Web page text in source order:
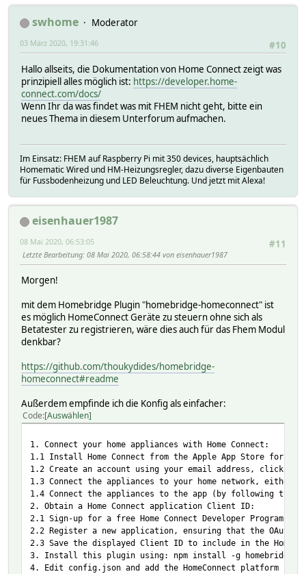
swhome
Moderator
#10
03 März 2020, 19:31:46
Hallo allseits, die Dokumentation von Home Connect zeigt was
prinzipiell alles möglich ist: https://developer.home-
connect.com/docs/
Wenn Ihr da was findet was mit FHEM nicht geht, bitte ein
neues Thema in diesem Unterforum aufmachen.
Im Einsatz: FHEM auf Raspberry Pi mit 350 devices, hauptsächlich
Homematic Wired und HM-Heizungsregler, dazu diverse Eigenbauten
für Fussbodenheizung und LED Beleuchtung. Und jetzt mit Alexa!
eisenhauer1987
#11
08 Mai 2020, 06:53:05
Letzte Bearbeitung: 08 Mai 2020, 06:58:44 von eisenhauer1987
Morgen!
mit dem Homebridge Plugin "homebridge-homeconnect" ist
es möglich HomeConnect Geräte zu steuern ohne sich als
Betatester zu registrieren, wäre dies auch für das Fhem Modul
denkbar?
https://github.com/thoukydides/homebridge-
homeconnect#readme
Außerdem empfinde ich die Konfig als einfacher:
Code Auswählen
1. Connect your home appliances with Home Connect:
1.1 Install Home Connect from the Apple App Store for
1.2 Create an account using your email address, click
1.3 Connect the appliances to your home network, either
1.4 Connect the appliances to the app (by following
2. Obtain a Home Connect application Client ID:
2.1 Sign-up for a free Home Connect Developer Program
2.2 Register a new application, ensuring that the OAuth
2.3 Save the displayed Client ID to include in the
3. Install this plugin using: npm install -g homebridge-
4. Edit config.json and add the HomeConnect platform (see